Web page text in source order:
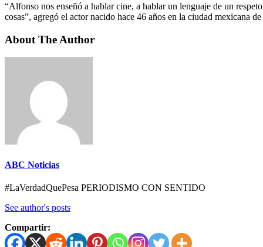
“Alfonso nos enseñó a hablar cine, a hablar un lenguaje de un
cosas”, agregó el actor nacido hace 46 años en la ciudad mexicana
About The Author
ABC Noticias
#LaVerdadQuePesa PERIODISMO CON SENTIDO
See author's posts
Compartir: